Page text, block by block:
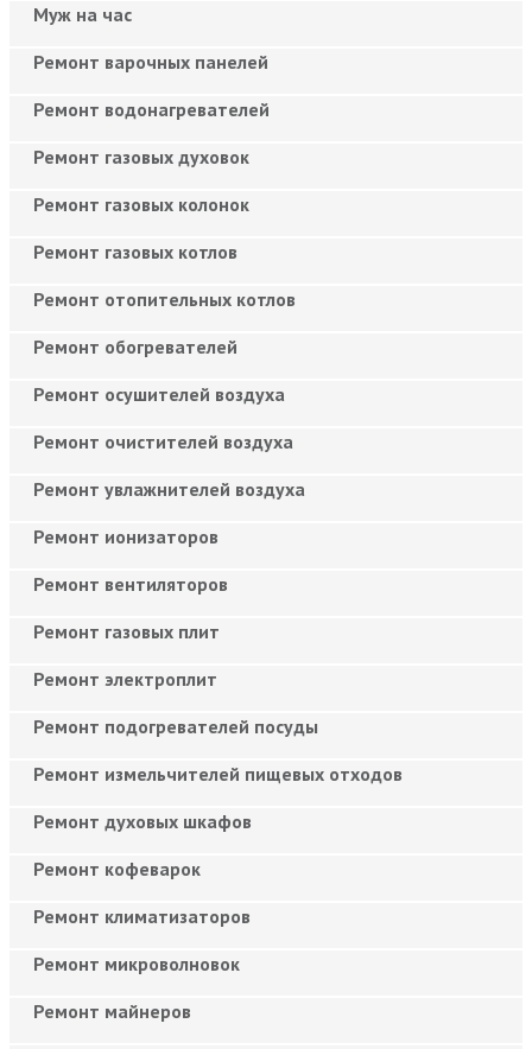
Муж на час
Ремонт варочных панелей
Ремонт водонагревателей
Ремонт газовых духовок
Ремонт газовых колонок
Ремонт газовых котлов
Ремонт отопительных котлов
Ремонт обогревателей
Ремонт осушителей воздуха
Ремонт очистителей воздуха
Ремонт увлажнителей воздуха
Ремонт ионизаторов
Ремонт вентиляторов
Ремонт газовых плит
Ремонт электроплит
Ремонт подогревателей посуды
Ремонт измельчителей пищевых отходов
Ремонт духовых шкафов
Ремонт кофеварок
Ремонт климатизаторов
Ремонт микроволновок
Ремонт майнеров